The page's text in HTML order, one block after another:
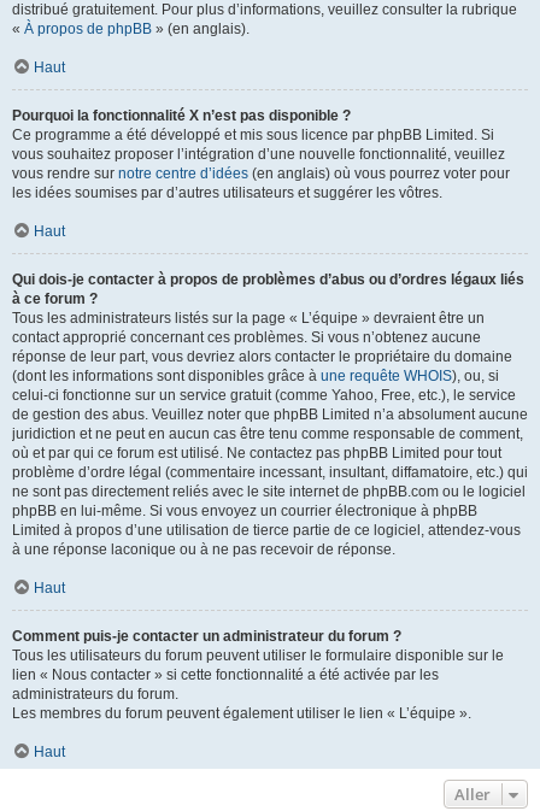
distribué gratuitement. Pour plus d’informations, veuillez consulter la rubrique
« À propos de phpBB » (en anglais).
Haut
Pourquoi la fonctionnalité X n’est pas disponible ?
Ce programme a été développé et mis sous licence par phpBB Limited. Si
vous souhaitez proposer l’intégration d’une nouvelle fonctionnalité, veuillez
vous rendre sur notre centre d’idées (en anglais) où vous pourrez voter pour
les idées soumises par d’autres utilisateurs et suggérer les vôtres.
Haut
Qui dois-je contacter à propos de problèmes d’abus ou d’ordres légaux liés
à ce forum ?
Tous les administrateurs listés sur la page « L’équipe » devraient être un
contact approprié concernant ces problèmes. Si vous n’obtenez aucune
réponse de leur part, vous devriez alors contacter le propriétaire du domaine
(dont les informations sont disponibles grâce à une requête WHOIS), ou, si
celui-ci fonctionne sur un service gratuit (comme Yahoo, Free, etc.), le service
de gestion des abus. Veuillez noter que phpBB Limited n’a absolument aucune
juridiction et ne peut en aucun cas être tenu comme responsable de comment,
où et par qui ce forum est utilisé. Ne contactez pas phpBB Limited pour tout
problème d’ordre légal (commentaire incessant, insultant, diffamatoire, etc.) qui
ne sont pas directement reliés avec le site internet de phpBB.com ou le logiciel
phpBB en lui-même. Si vous envoyez un courrier électronique à phpBB
Limited à propos d’une utilisation de tierce partie de ce logiciel, attendez-vous
à une réponse laconique ou à ne pas recevoir de réponse.
Haut
Comment puis-je contacter un administrateur du forum ?
Tous les utilisateurs du forum peuvent utiliser le formulaire disponible sur le
lien « Nous contacter » si cette fonctionnalité a été activée par les
administrateurs du forum.
Les membres du forum peuvent également utiliser le lien « L’équipe ».
Haut
Aller